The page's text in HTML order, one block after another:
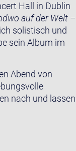
Hall in Dublin
auf der Welt –
solistisch und
sein Album im
Abend von
nach und lassen